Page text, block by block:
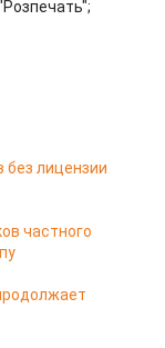
без лицензии
частного